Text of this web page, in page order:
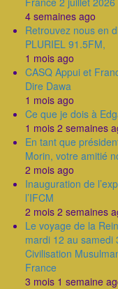
4 semaines ago
Retrouvez nous en
PLURIEL 91.5FM,
1 mois ago
CASQ Appui et
Dire Dawa
1 mois ago
Ce que je dois à
1 mois 2 semaines
En tant que
Morin, votre amitié
2 mois ago
Inauguration de
l’IFCM
2 mois 2 semaines
Le voyage de la
mardi 12 au samedi
Civilisation
France
3 mois 1 semaine